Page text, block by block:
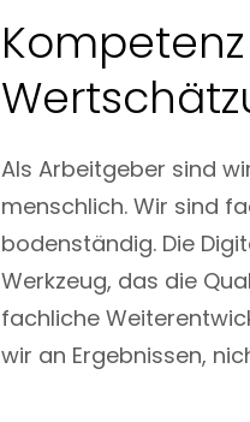
Als Arbeitgeber sind
menschlich. Wir sind
bodenständig. Die
Werkzeug, das die
fachliche
wir an Ergebnissen,